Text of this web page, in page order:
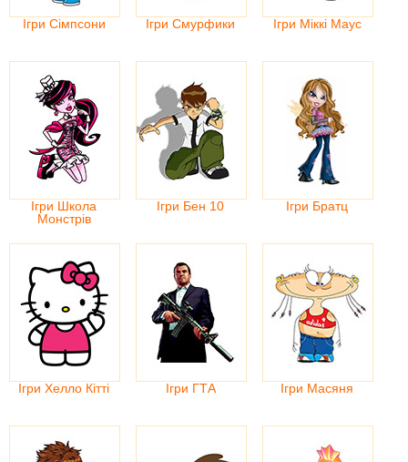
Ігри Сімпсони Ігри Смурфики Ігри Міккі Маус
Ігри Школа
Монстрів
Ігри Бен 10 Ігри Братц
Ігри Хелло Кітті Ігри ГТА Ігри Масяня